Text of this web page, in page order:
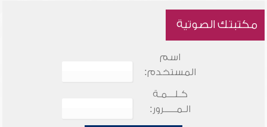
مكتبتك الصوتية
اسم
المستخدم:
كـلـــمـة
الـمـــــرور: